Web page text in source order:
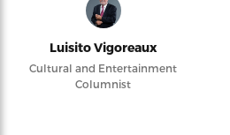
Luisito Vigoreaux
Cultural and Entertainment
Columnist